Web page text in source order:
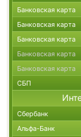
Банковская карта
Банковская карта
Банковская карта
Банковская карта
Банковская карта
СБП
Сбербанк
Альфа-Банк